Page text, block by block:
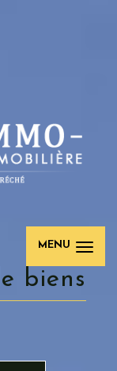
MENU
biens